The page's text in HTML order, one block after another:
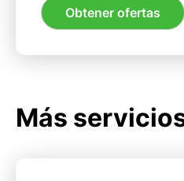
Obtener ofertas
Más